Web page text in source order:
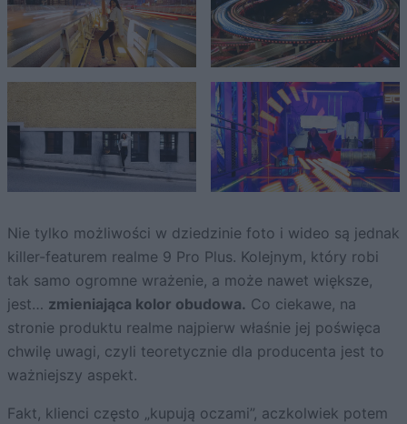
Nie tylko możliwości w dziedzinie foto i wideo są jednak
killer-featurem realme 9 Pro Plus. Kolejnym, który robi
tak samo ogromne wrażenie, a może nawet większe,
jest… zmieniająca kolor obudowa. Co ciekawe, na
stronie produktu realme najpierw właśnie jej poświęca
chwilę uwagi, czyli teoretycznie dla producenta jest to
ważniejszy aspekt.
Fakt, klienci często „kupują oczami”, aczkolwiek potem